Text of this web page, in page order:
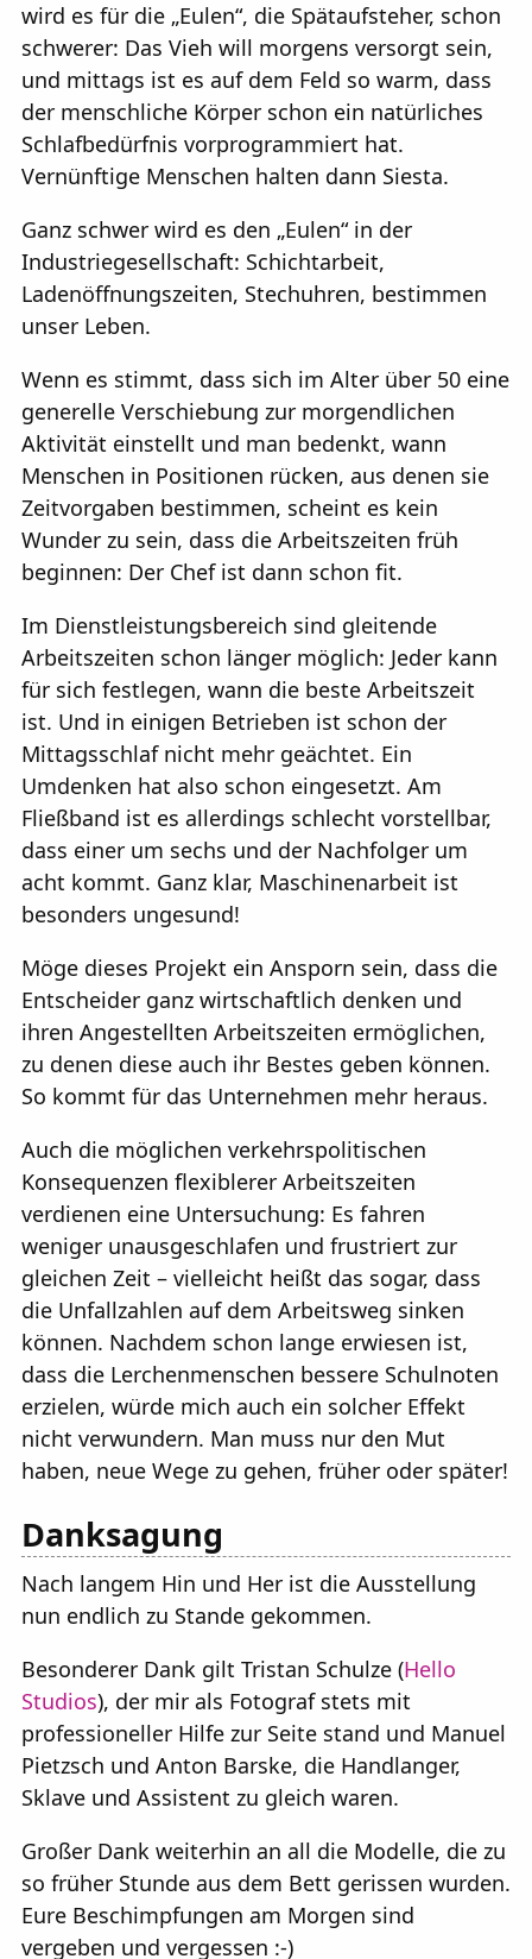
wird es für die „Eulen“, die Spätaufsteher, schon
schwerer: Das Vieh will morgens versorgt sein,
und mittags ist es auf dem Feld so warm, dass
der menschliche Körper schon ein natürliches
Schlafbedürfnis vorprogrammiert hat.
Vernünftige Menschen halten dann Siesta.
Ganz schwer wird es den „Eulen“ in der
Industriegesellschaft: Schichtarbeit,
Ladenöffnungszeiten, Stechuhren, bestimmen
unser Leben.
Wenn es stimmt, dass sich im Alter über 50 eine
generelle Verschiebung zur morgendlichen
Aktivität einstellt und man bedenkt, wann
Menschen in Positionen rücken, aus denen sie
Zeitvorgaben bestimmen, scheint es kein
Wunder zu sein, dass die Arbeitszeiten früh
beginnen: Der Chef ist dann schon fit.
Im Dienstleistungsbereich sind gleitende
Arbeitszeiten schon länger möglich: Jeder kann
für sich festlegen, wann die beste Arbeitszeit
ist. Und in einigen Betrieben ist schon der
Mittagsschlaf nicht mehr geächtet. Ein
Umdenken hat also schon eingesetzt. Am
Fließband ist es allerdings schlecht vorstellbar,
dass einer um sechs und der Nachfolger um
acht kommt. Ganz klar, Maschinenarbeit ist
besonders ungesund!
Möge dieses Projekt ein Ansporn sein, dass die
Entscheider ganz wirtschaftlich denken und
ihren Angestellten Arbeitszeiten ermöglichen,
zu denen diese auch ihr Bestes geben können.
So kommt für das Unternehmen mehr heraus.
Auch die möglichen verkehrspolitischen
Konsequenzen flexiblerer Arbeitszeiten
verdienen eine Untersuchung: Es fahren
weniger unausgeschlafen und frustriert zur
gleichen Zeit – vielleicht heißt das sogar, dass
die Unfallzahlen auf dem Arbeitsweg sinken
können. Nachdem schon lange erwiesen ist,
dass die Lerchenmenschen bessere Schulnoten
erzielen, würde mich auch ein solcher Effekt
nicht verwundern. Man muss nur den Mut
haben, neue Wege zu gehen, früher oder später!
Danksagung
Nach langem Hin und Her ist die Ausstellung
nun endlich zu Stande gekommen.
Besonderer Dank gilt Tristan Schulze (Hello
Studios), der mir als Fotograf stets mit
professioneller Hilfe zur Seite stand und Manuel
Pietzsch und Anton Barske, die Handlanger,
Sklave und Assistent zu gleich waren.
Großer Dank weiterhin an all die Modelle, die zu
so früher Stunde aus dem Bett gerissen wurden.
Eure Beschimpfungen am Morgen sind
vergeben und vergessen :-)